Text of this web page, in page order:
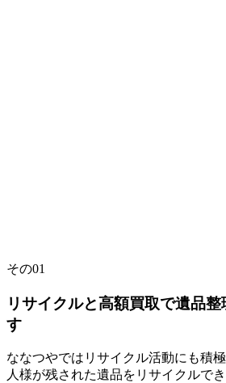
その01
リサイクルと高額買取で遺品整
す
ななつやではリサイクル活動にも積
人様が残された遺品をリサイクルで